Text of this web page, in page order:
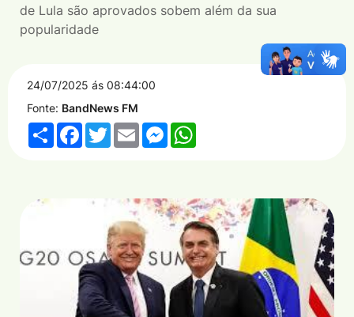
de Lula são aprovados sobem além da sua
popularidade
24/07/2025 ás 08:44:00
Fonte: BandNews FM
ShareFacebook
Twitter
EmailMessenger